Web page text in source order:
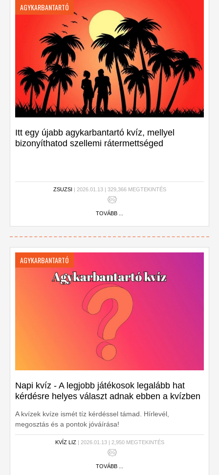
AGYKARBANTARTÓ
Itt egy újabb agykarbantartó kvíz, mellyel
bizonyíthatod szellemi rátermettséged
ZSUZSI | 2026.01.13 | 329,366 MEGTEKINTÉS
TOVÁBB ...
AGYKARBANTARTÓ
Napi kvíz - A legjobb játékosok legalább hat
kérdésre helyes választ adnak ebben a kvízben
A kvízek kvíze ismét tíz kérdéssel támad. Hírlevél,
megosztás és a pontok jóváírása!
KVÍZ LIZ| 2026.01.13 | 2,950 MEGTEKINTÉS
TOVÁBB ...